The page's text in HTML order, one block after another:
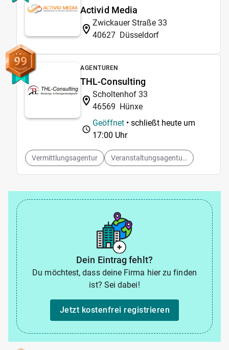
Activid Media
Zwickauer Straße 33
40627 Düsseldorf
99 AGENTUREN
THL-Consulting
Scholtenhof 33
46569 Hünxe
Geöffnet • schließt heute um
17:00 Uhr
Vermittlungsagentur Veranstaltungsagenturen
Dein Eintrag fehlt?
Du möchtest, dass deine Firma hier zu finden
ist? Sei dabei!
Jetzt kostenfrei registrieren